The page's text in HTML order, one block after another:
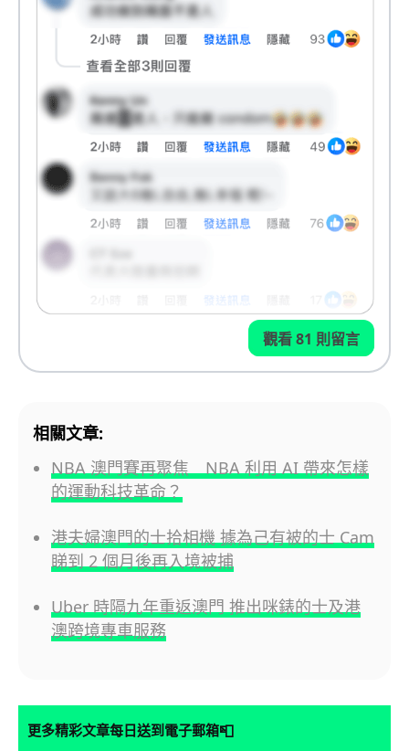
觀看 81 則留言
相關文章:
NBA 澳門賽再聚焦 NBA 利用 AI 帶來怎樣
的運動科技革命？
港夫婦澳門的士拾相機 據為己有被的士 Cam
睇到 2 個月後再入境被捕
Uber 時隔九年重返澳門 推出咪錶的士及港
澳跨境專車服務
更多精彩文章每日送到電子郵箱📮